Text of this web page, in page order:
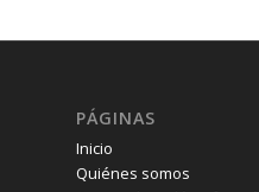
PÁGINAS
Inicio
Quiénes somos